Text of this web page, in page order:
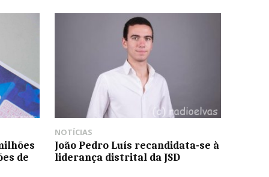
de
NOTÍCIAS
João Pedro Luís recandidata-se à
liderança distrital da JSD